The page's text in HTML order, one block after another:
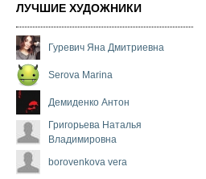
ЛУЧШИЕ ХУДОЖНИКИ
Гуревич Яна Дмитриевна
Serova Marina
Демиденко Антон
Григорьева Наталья
Владимировна
borovenkova vera